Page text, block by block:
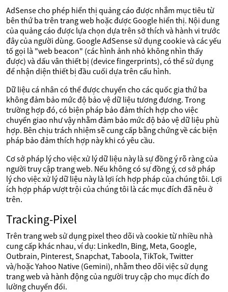
AdSense cho phép hiển thị quảng cáo được nhắm mục tiêu từ
bên thứ ba trên trang web hoặc được Google hiển thị. Nội dung
của quảng cáo được lựa chọn dựa trên sở thích và hành vi trước
đây của người dùng. Google AdSense sử dụng cookie và các yếu
tố gọi là "web beacon" (các hình ảnh nhỏ không nhìn thấy
được) và dấu vân thiết bị (device fingerprints), có thể sử dụng
để nhận diện thiết bị đầu cuối dựa trên cấu hình.
Dữ liệu cá nhân có thể được chuyển cho các quốc gia thứ ba
không đảm bảo mức độ bảo vệ dữ liệu tương đương. Trong
trường hợp đó, có biện pháp bảo đảm thích hợp cho việc
chuyển giao như vậy nhằm đảm bảo mức độ bảo vệ dữ liệu phù
hợp. Bên chịu trách nhiệm sẽ cung cấp bằng chứng về các biện
pháp bảo đảm thích hợp này khi có yêu cầu.
Cơ sở pháp lý cho việc xử lý dữ liệu này là sự đồng ý rõ ràng của
người truy cập trang web. Nếu không có sự đồng ý, cơ sở pháp
lý cho việc xử lý dữ liệu này là lợi ích hợp pháp của chúng tôi. Lợi
ích hợp pháp vượt trội của chúng tôi là các mục đích đã nêu ở
trên.
Tracking-Pixel
Trên trang web sử dụng pixel theo dõi và cookie từ nhiều nhà
cung cấp khác nhau, ví dụ: LinkedIn, Bing, Meta, Google,
Outbrain, Pinterest, Snapchat, Taboola, TikTok, Twitter
và/hoặc Yahoo Native (Gemini), nhằm theo dõi việc sử dụng
trang web và hành động của người truy cập cho mục đích đo
lường chuyển đổi.